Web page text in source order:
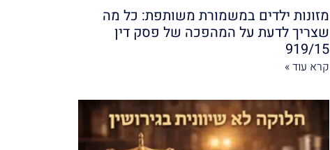
מזונות ילדים במשמורת משותפת: כל מה
שצריך לדעת על המהפכה של פסק דין
919/15
קרא עוד »